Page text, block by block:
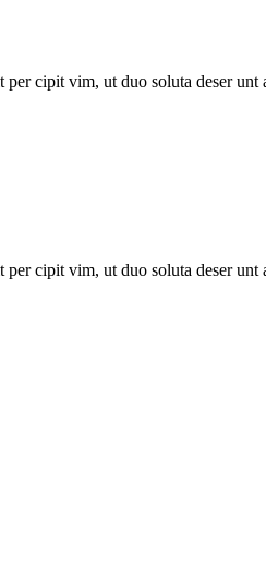
cipit vim, ut duo soluta deser unt
cipit vim, ut duo soluta deser unt